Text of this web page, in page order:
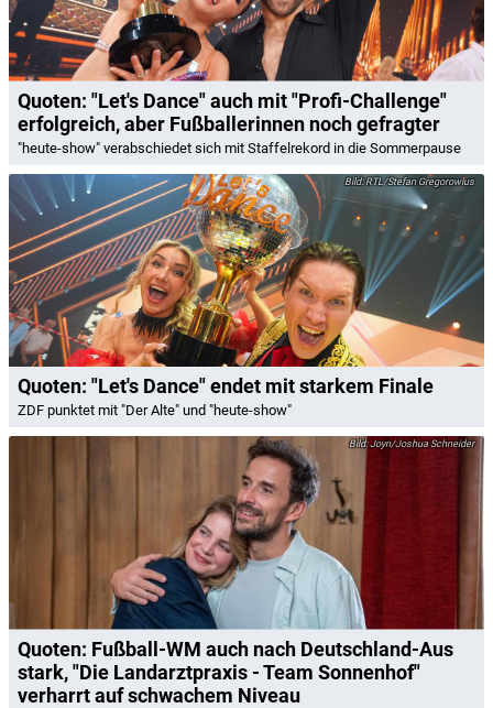
Quoten: "Let's Dance" auch mit "Profi-Challenge"
erfolgreich, aber Fußballerinnen noch gefragter
"heute-show" verabschiedet sich mit Staffelrekord in die Sommerpause
RTL/Stefan Gregorowius
Quoten: "Let's Dance" endet mit starkem Finale
ZDF punktet mit "Der Alte" und "heute-show"
Joyn/Joshua Schneider
Quoten: Fußball-WM auch nach Deutschland-Aus
stark, "Die Landarztpraxis - Team Sonnenhof"
verharrt auf schwachem Niveau